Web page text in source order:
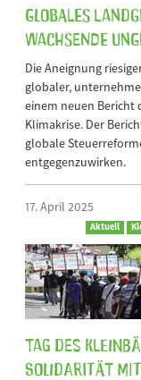
Globales
wachsende
Die Aneignung
globaler,
einem neuen Bericht
Klimakrise. Der
globale
entgegenzuwirken.
17. April 2025
Aktuell
Tag des
Solidarität mit